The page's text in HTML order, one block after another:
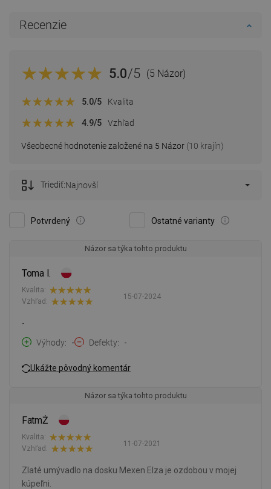
Recenzie
5.0/5 (5 Názor)
Všeobecné hodnotenie založené na 5 Názor (10 krajín)
5.0/5 Kvalita
4.9/5 Vzhľad
Potvrdený Ostatné varianty
Triediť:Najnovší
Názor sa týka tohto produktu
Toma I.
15-07-2024
Kvalita:
Vzhľad:
-
Výhody
- Defekty -
Ukážte pôvodný komentár
Názor sa týka tohto produktu
FatmŻ
11-07-2021
Kvalita:
Vzhľad:
Zlaté umývadlo na dosku Mexen Elza je ozdobou v mojej
kúpeľni.